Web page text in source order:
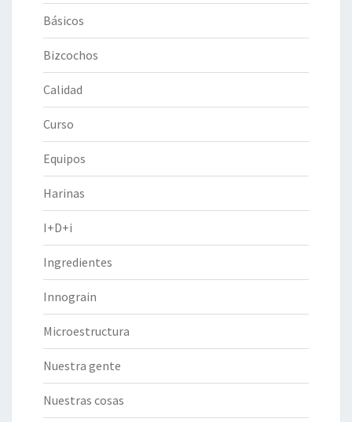
Básicos
Bizcochos
Calidad
Curso
Equipos
Harinas
I+D+i
Ingredientes
Innograin
Microestructura
Nuestra gente
Nuestras cosas